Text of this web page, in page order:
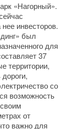
«Нагорный».
инвесторов.
был
для
37
территории,
со
возможность
от
важно для